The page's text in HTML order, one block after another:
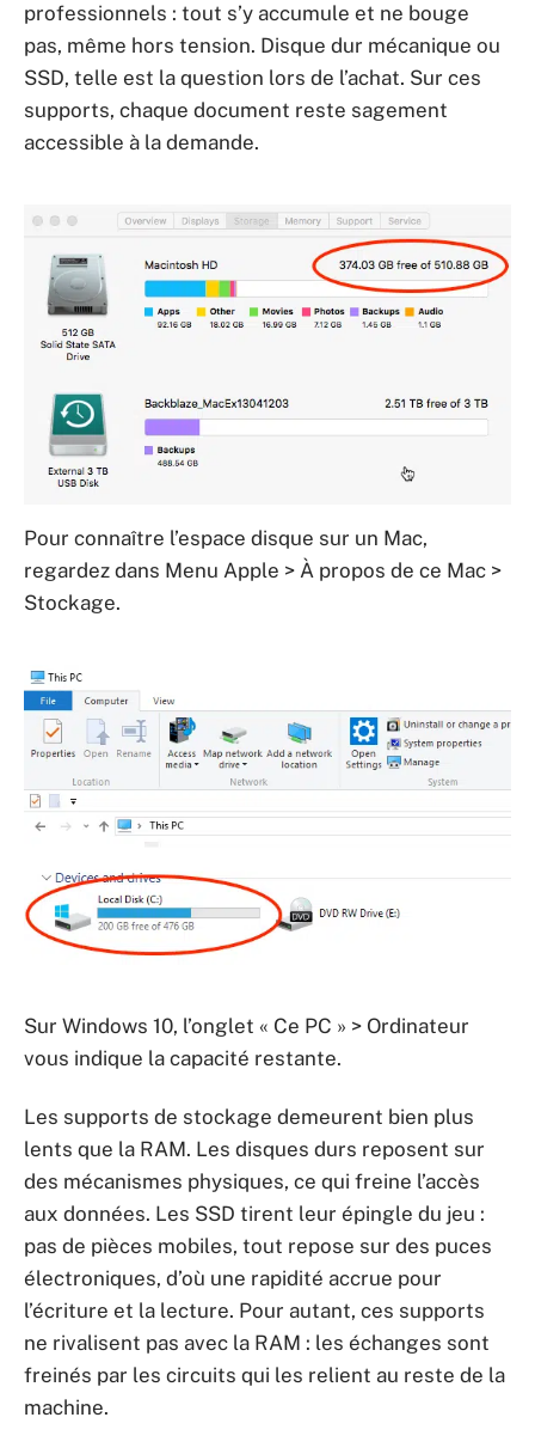
professionnels : tout s’y accumule et ne bouge
pas, même hors tension. Disque dur mécanique ou
SSD, telle est la question lors de l’achat. Sur ces
supports, chaque document reste sagement
accessible à la demande.
Pour connaître l’espace disque sur un Mac,
regardez dans Menu Apple > À propos de ce Mac >
Stockage.
Sur Windows 10, l’onglet « Ce PC » > Ordinateur
vous indique la capacité restante.
Les supports de stockage demeurent bien plus
lents que la RAM. Les disques durs reposent sur
des mécanismes physiques, ce qui freine l’accès
aux données. Les SSD tirent leur épingle du jeu :
pas de pièces mobiles, tout repose sur des puces
électroniques, d’où une rapidité accrue pour
l’écriture et la lecture. Pour autant, ces supports
ne rivalisent pas avec la RAM : les échanges sont
freinés par les circuits qui les relient au reste de la
machine.